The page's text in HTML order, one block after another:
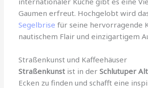
Gaumen erfreut. Hochgelobt wird
Segelbrise für seine hervorragende
nautischem Flair und einzigartigem
Straßenkunst und Kaffeehäuser
Straßenkunst ist in derSchlutuper
Ecken zu finden und schafft eine